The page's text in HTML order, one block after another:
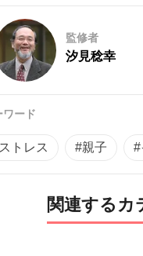
監修者
汐見稔幸
ワード
トレス #親子 #
関連するカ